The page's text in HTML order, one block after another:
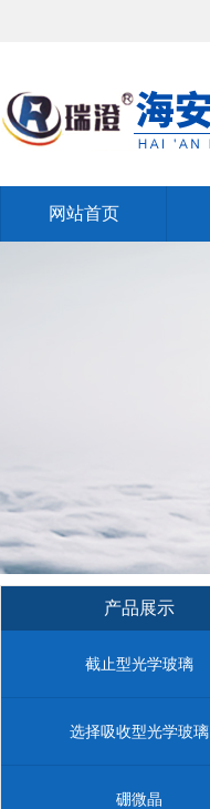
网站首页
产品展示
截止型光学玻璃
选择吸收型光学玻璃
硼微晶